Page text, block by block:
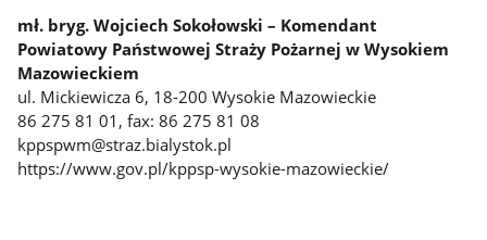
mł. bryg. Wojciech Sokołowski – Komendant
Powiatowy Państwowej Straży Pożarnej w Wysokiem
Mazowieckiem
ul. Mickiewicza 6, 18-200 Wysokie Mazowieckie
86 275 81 01, fax: 86 275 81 08
kppspwm@straz.bialystok.pl
https://www.gov.pl/kppsp-wysokie-mazowieckie/